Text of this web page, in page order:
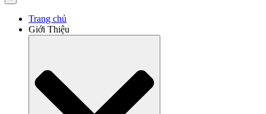
Trang chủ
Giới Thiệu